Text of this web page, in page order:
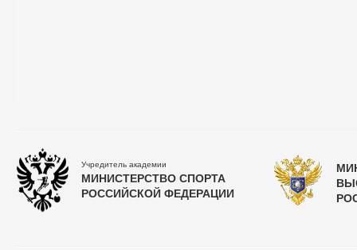
Учредитель академии
МИНИСТЕРСТВО СПОРТА
РОССИЙСКОЙ ФЕДЕРАЦИИ